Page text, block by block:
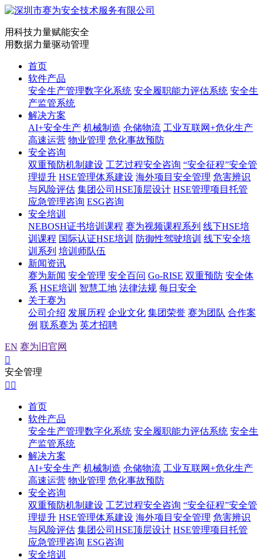
用科技力量赋能安全
用数据力量驱动管理
首页
软件产品
安全生产管理数字化系统 安全履职能力评估系统 安全生
产监管系统
解决方案
AI+安全生产 机械制造 仓储物流 工业互联网+危化生产
高速运营 物业管理 危化事故预防
安全咨询
双重预防机制建设 工艺过程安全咨询 “安全征程”安全管
理提升 HSE管理体系建设 海外项目安全管理 危害辨识
与风险评估 集团公司HSE顶层设计 HSE管理项目托管
应急管理咨询 ESG咨询
安全培训
NEBOSH证书培训课程 赛为视频课程系列 线下HSE培
训课程 国际认证HSE培训 防御性驾驶培训 线下安全培
训系列 培训师队伍
新闻资讯
赛为新闻 安全管理 安全百问 Go-RISE 双重预防 安全体
系 HSE培训 智慧工地 法律法规 每日安全
关于赛为
公司介绍 发展历程 企业文化 集团荣誉 赛为团队 合作案
例 联系赛为 英才招聘
EN 赛为旧官网

安全管理
 
首页
软件产品
安全生产管理数字化系统 安全履职能力评估系统 安全生
产监管系统
解决方案
AI+安全生产 机械制造 仓储物流 工业互联网+危化生产
高速运营 物业管理 危化事故预防
安全咨询
双重预防机制建设 工艺过程安全咨询 “安全征程”安全管
理提升 HSE管理体系建设 海外项目安全管理 危害辨识
与风险评估 集团公司HSE顶层设计 HSE管理项目托管
应急管理咨询 ESG咨询
安全培训